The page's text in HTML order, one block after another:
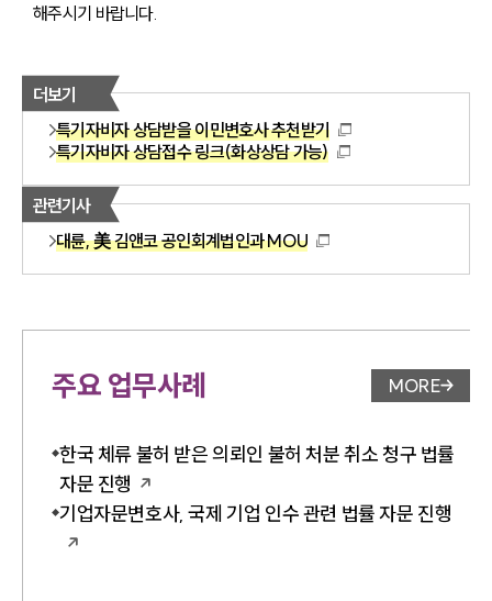
해주시기 바랍니다.
더보기
특기자비자 상담받을 이민변호사 추천받기
특기자비자 상담접수 링크(화상상담 가능)
관련기사
대륜, 美 김앤코 공인회계법인과 MOU
주요 업무사례 업무사례
MORE
한국 체류 불허 받은 의뢰인 불허 처분 취소 청구 법률
자문 진행
기업자문변호사, 국제 기업 인수 관련 법률 자문 진행